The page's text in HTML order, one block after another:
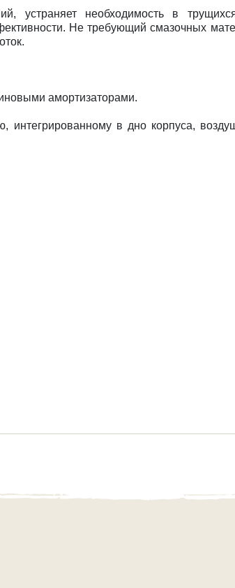
устраняет необходимость в
Не требующий смазочных
амортизаторами.
интегрированному в дно корпуса,